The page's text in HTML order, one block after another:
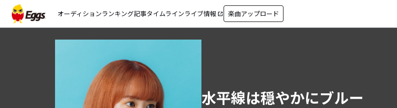
オーディションランキング記事タイムラインライブ情報 open_in_new 楽曲アップロード
水平線は穏やかにブルー